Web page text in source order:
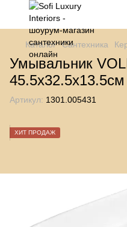
Каталог Сантехника
Умывальник
Артикул: 1301.005431
ХИТ ПРОДАЖ